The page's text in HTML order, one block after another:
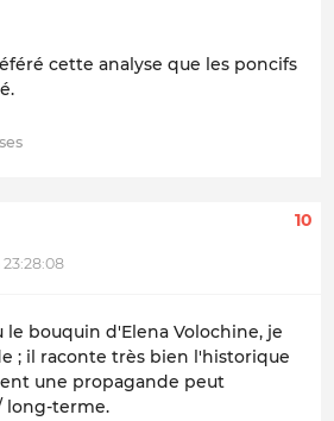
cette analyse que les poncifs
23:28:08
10
le bouquin d'Elena Volochine, je
; il raconte très bien l'historique
une propagande peut
long-terme.